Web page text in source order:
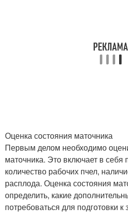
Оценка состояния маточника
Первым делом необходимо
маточника. Это включает в себя
количество рабочих пчел,
расплода. Оценка состояния
определить, какие
потребоваться для подготовки к